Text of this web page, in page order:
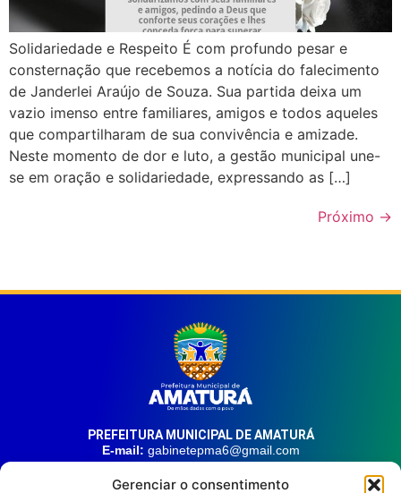
Gerenciar o consentimento
Solidariedade e Respeito É com profundo pesar e
consternação que recebemos a notícia do falecimento
de Janderlei Araújo de Souza. Sua partida deixa um
vazio imenso entre familiares, amigos e todos aqueles
que compartilharam de sua convivência e amizade.
Neste momento de dor e luto, a gestão municipal une-
se em oração e solidariedade, expressando as […]
Próximo →
PREFEITURA MUNICIPAL DE AMATURÁ
E-mail: gabinetepma6@gmail.com
Av. 21 de Junho, n° 1746, Centro | Amaturá – AM